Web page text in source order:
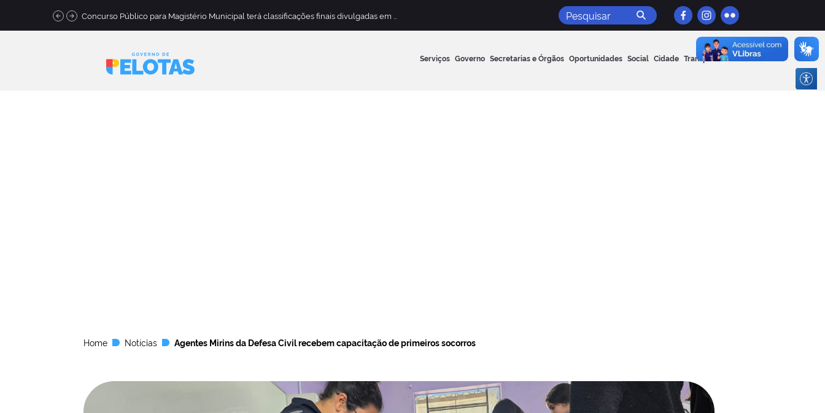
Pesquisar
Serviços Governo Secretarias e Órgãos Oportunidades Social Cidade Transparência
Home Notícias Agentes Mirins da Defesa Civil recebem capacitação de primeiros socorros